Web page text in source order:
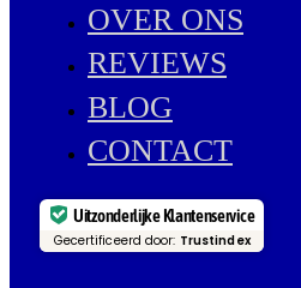
OVER ONS
REVIEWS
BLOG
CONTACT
Uitzonderlijke Klantenservice
Gecertificeerd door: Trustindex